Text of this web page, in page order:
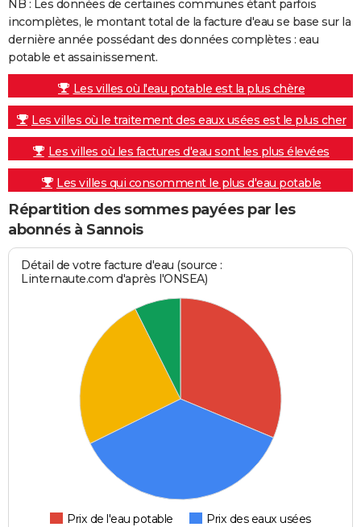
NB : Les données de certaines communes étant parfois
incomplètes, le montant total de la facture d'eau se base sur la
dernière année possédant des données complètes : eau
potable et assainissement.
Les villes où l'eau potable est la plus chère
Les villes où le traitement des eaux usées est le plus cher
Les villes où les factures d'eau sont les plus élevées
Les villes qui consomment le plus d'eau potable
Répartition des sommes payées par les
abonnés à Sannois
Détail de votre facture d'eau (source :
Linternaute.com d'après l'ONSEA)
Prix de l'eau potable
Prix des eaux usées